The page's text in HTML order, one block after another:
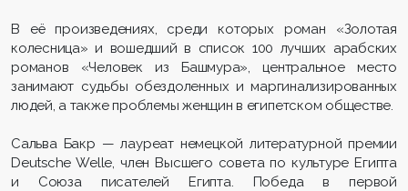
В её произведениях, среди которых роман «Золотая
колесница» и вошедший в список 100 лучших арабских
романов «Человек из Башмура», центральное место
занимают судьбы обездоленных и маргинализированных
людей, а также проблемы женщин в египетском обществе.
Сальва Бакр — лауреат немецкой литературной премии
Deutsche Welle, член Высшего совета по культуре Египта
и Союза писателей Египта. Победа в первой